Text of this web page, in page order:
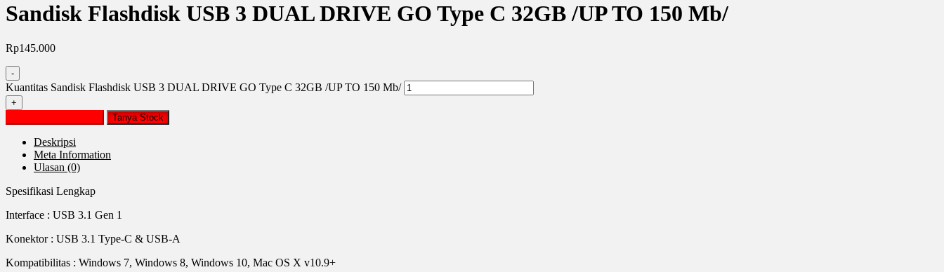
Sandisk Flashdisk USB 3 DUAL DRIVE GO Type C 32GB /UP TO 150 Mb/
Rp145.000
-
Kuantitas Sandisk Flashdisk USB 3 DUAL DRIVE GO Type C 32GB /UP TO 150 Mb/
+
Tanya Stock
Deskripsi
Meta Information
Ulasan (0)
Spesifikasi Lengkap
Interface : USB 3.1 Gen 1
Konektor : USB 3.1 Type-C & USB-A
Kompatibilitas : Windows 7, Windows 8, Windows 10, Mac OS X v10.9+